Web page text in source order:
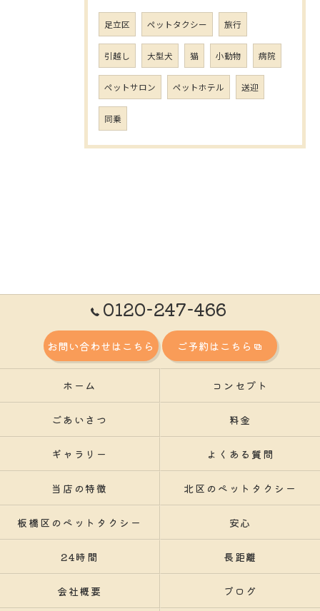
足立区 ペットタクシー 旅行
引越し 大型犬 猫 小動物 病院
ペットサロン ペットホテル 送迎
同乗
0120-247-466
お問い合わせはこちら ご予約はこちら
ホーム コンセプト
ごあいさつ 料金
ギャラリー よくある質問
当店の特徴 北区のペットタクシー
板橋区のペットタクシー 安心
24時間 長距離
会社概要 ブログ